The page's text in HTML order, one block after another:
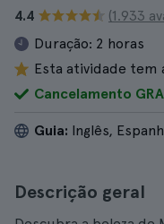
4.4
(1.933
Duração: 2 horas
Esta atividade tem
Cancelamento
Guia: Inglês,
Descrição geral